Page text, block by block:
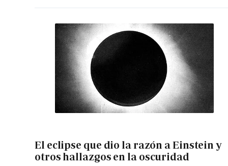
El eclipse que dio la razón a Einstein y
otros hallazgos en la oscuridad